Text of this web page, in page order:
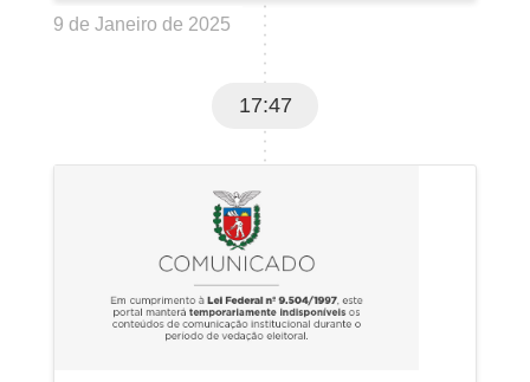
9 de Janeiro de 2025
17:47